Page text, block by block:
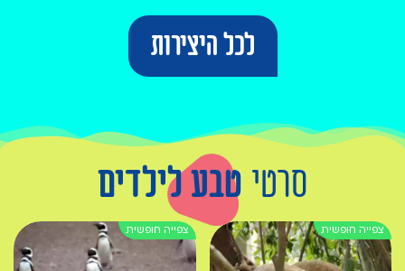
לכל היצירות
סרטי טבע לילדים